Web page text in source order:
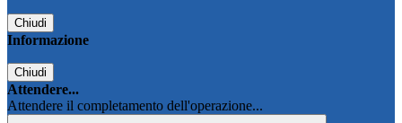
Chiudi
Informazione
Chiudi
Attendere...
Attendere il completamento dell'operazione...